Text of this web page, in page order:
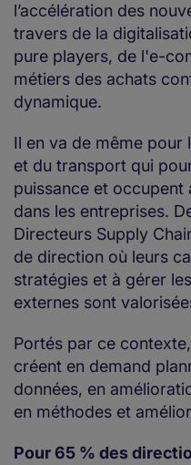
l’accélération des
travers de la
pure players, de l'e-
métiers des achats
dynamique.
Il en va de même pour
et du transport qui
puissance et occupent
dans les entreprises.
Directeurs Supply
de direction où leurs
stratégies et à gérer
externes sont
Portés par ce
créent en demand
données, en
en méthodes et
Pour 65 % des